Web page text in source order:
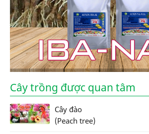
Cây trồng được quan tâm
Cây đào
(Peach tree)